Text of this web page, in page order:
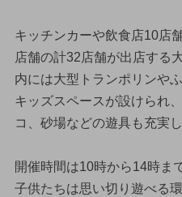
キッチンカーや飲食店10店
店舗の計32店舗が出店する
内には大型トランポリンや
キッズスペースが設けられ
コ、砂場などの遊具も充実し
開催時間は10時から14時ま
子供たちは思い切り遊べる